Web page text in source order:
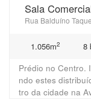
Sala
Rua Balduíno
1.056m2 8
Prédio no Centro.
ndo estes
tro da cidade na